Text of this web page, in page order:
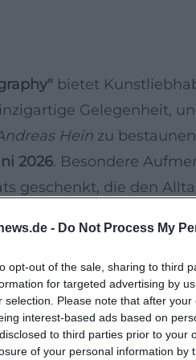
- Do Not Process My
opt-out of the sale, sharing to third
for targeted advertising by
selection. Please note that after
interest-based ads based on
to third parties prior to your
of your personal information by
bietet
Gelegenheit,
Hein zu
2026. Besondere
geschenkt, die den
diese
Genre der
urbanen Lebens
die Besucher die